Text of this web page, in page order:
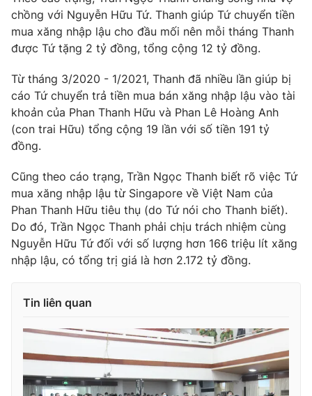
Ðiện thoại Thời báo VTV:
024.66 897 897
Email:toasoan@vtv.vn
Liên hệ quảng cáo:024-7300.7108
® Cấm sao chép dưới mọi hình thức nếu không có sự chấp
thuận bằng văn bản. Ghi rõ nguồn VTV.vn khi phát hành lại
thông tin từ website này.
chồng với Nguyễn Hữu Tứ. Thanh giúp Tứ chuyển tiền
mua xăng nhập lậu cho đầu mối nên mỗi tháng Thanh
được Tứ tặng 2 tỷ đồng, tổng cộng 12 tỷ đồng.
Từ tháng 3/2020 - 1/2021, Thanh đã nhiều lần giúp bị
cáo Tứ chuyển trả tiền mua bán xăng nhập lậu vào tài
khoản của Phan Thanh Hữu và Phan Lê Hoàng Anh
(con trai Hữu) tổng cộng 19 lần với số tiền 191 tỷ
đồng.
Cũng theo cáo trạng, Trần Ngọc Thanh biết rõ việc Tứ
mua xăng nhập lậu từ Singapore về Việt Nam của
Phan Thanh Hữu tiêu thụ (do Tứ nói cho Thanh biết).
Do đó, Trần Ngọc Thanh phải chịu trách nhiệm cùng
Nguyễn Hữu Tứ đối với số lượng hơn 166 triệu lít xăng
nhập lậu, có tổng trị giá là hơn 2.172 tỷ đồng.
Tin liên quan